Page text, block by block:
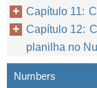
Capítulo 11:
Capítulo 12:
planilha no
Numbers